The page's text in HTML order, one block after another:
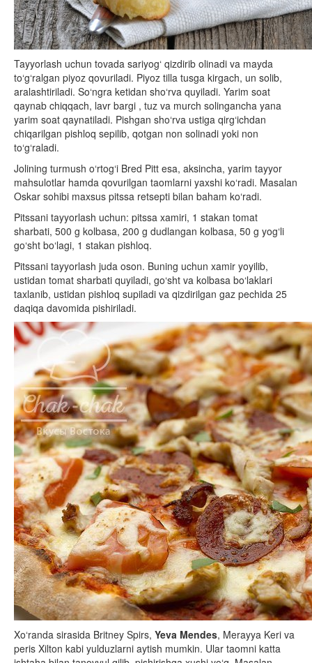
Tayyorlash uchun tovada sariyog‘ qizdirib olinadi va mayda
to‘g‘ralgan piyoz qovuriladi. Piyoz tilla tusga kirgach, un solib,
aralashtiriladi. So‘ngra ketidan sho‘rva quyiladi. Yarim soat
qaynab chiqqach, lavr bargi , tuz va murch solingancha yana
yarim soat qaynatiladi. Pishgan sho‘rva ustiga qirg‘ichdan
chiqarilgan pishloq sepilib, qotgan non solinadi yoki non
to‘g‘raladi.
Jolining turmush o‘rtog‘i Bred Pitt esa, aksincha, yarim tayyor
mahsulotlar hamda qovurilgan taomlarni yaxshi ko‘radi. Masalan
Oskar sohibi maxsus pitssa retsepti bilan baham ko‘radi.
Pitssani tayyorlash uchun: pitssa xamiri, 1 stakan tomat
sharbati, 500 g kolbasa, 200 g dudlangan kolbasa, 50 g yog‘li
go‘sht bo‘lagi, 1 stakan pishloq.
Pitssani tayyorlash juda oson. Buning uchun xamir yoyilib,
ustidan tomat sharbati quyiladi, go‘sht va kolbasa bo‘laklari
taxlanib, ustidan pishloq supiladi va qizdirilgan gaz pechida 25
daqiqa davomida pishiriladi.
Xo‘randa sirasida Britney Spirs, Yeva Mendes, Merayya Keri va
peris Xilton kabi yulduzlarni aytish mumkin. Ular taomni katta